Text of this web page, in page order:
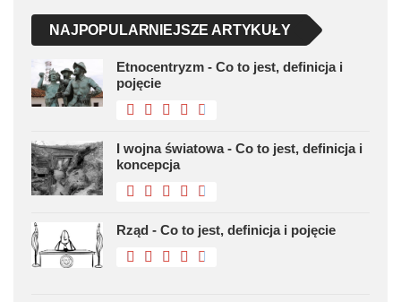
NAJPOPULARNIEJSZE ARTYKUŁY
Etnocentryzm - Co to jest, definicja i
pojęcie
I wojna światowa - Co to jest, definicja i
koncepcja
Rząd - Co to jest, definicja i pojęcie